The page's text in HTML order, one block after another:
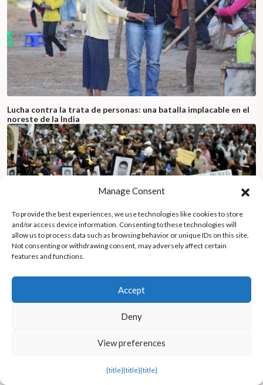
Lucha contra la trata de personas: una batalla implacable en el
noreste de la India
Una década después de la tragedia de Ayotzinapa, un
estudiantes siguen desaparecidos
Manage Consent
To provide the best experiences, we use technologies like cookies to store
and/or access device information. Consenting to these technologies will
allow us to process data such as browsing behavior or unique IDs on this site.
Not consenting or withdrawing consent, may adversely affect certain
features and functions.
Accept
Deny
View preferences
{title}{title}{title}